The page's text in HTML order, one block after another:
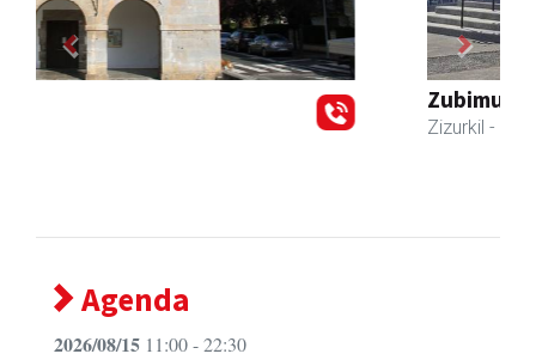
Previous Next
Agenda
2026/08/15 11:00 - 22:30